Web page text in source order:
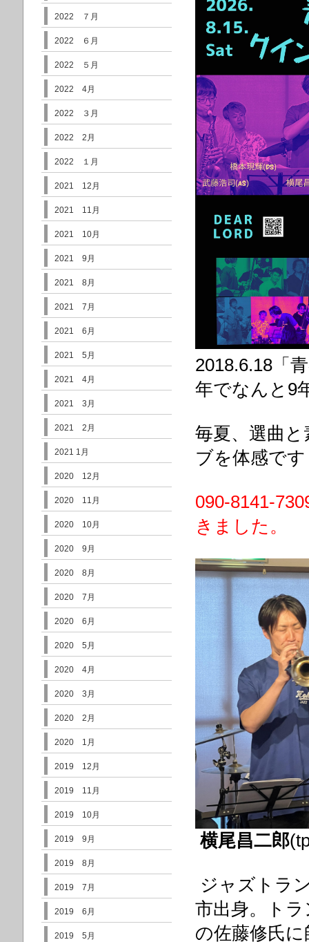
2018.6.18「
年でなんと9
毎夏、選曲
ブを体感です
090-8141-
きました。
横尾昌二郎
ジャズトラ
市出身。ト
の佐藤修氏に
2022 ７月
2022 ６月
2022 ５月
2022 4月
2022 ３月
2022 2月
2022 １月
2021 12月
2021 11月
2021 10月
2021 9月
2021 8月
2021 7月
2021 6月
2021 5月
2021 4月
2021 3月
2021 2月
2021 1月
2020 12月
2020 11月
2020 10月
2020 9月
2020 8月
2020 7月
2020 6月
2020 5月
2020 4月
2020 3月
2020 2月
2020 1月
2019 12月
2019 11月
2019 10月
2019 9月
2019 8月
2019 7月
2019 6月
2019 5月